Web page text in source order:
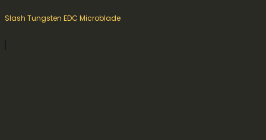
Slash Tungsten EDC Microblade